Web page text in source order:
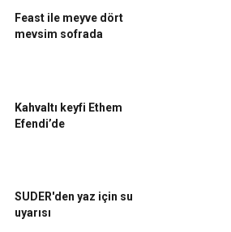
Feast ile meyve dört
mevsim sofrada
Kahvaltı keyfi Ethem
Efendi’de
SUDER'den yaz için su
uyarısı